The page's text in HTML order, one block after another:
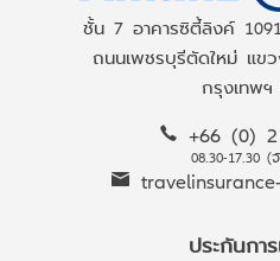
ชั้น 7 อาคารซิตี้ลิงค์
ถนนเพชรบุรีตัดใหม่ แขว
กรุงเทพฯ
+66 (0)
08.30-17.30 (
ประกันกา